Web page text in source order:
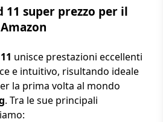
11 super prezzo per il
unisce prestazioni eccellenti
e intuitivo, risultando ideale
la prima volta al mondo
. Tra le sue principali